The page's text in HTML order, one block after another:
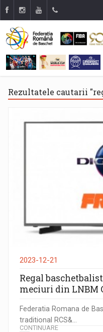
Rezultatele cautarii
2023-12-21
Regal
meciuri din LNBM
Federatia Romana de
traditional RCS&...
CONTINUARE